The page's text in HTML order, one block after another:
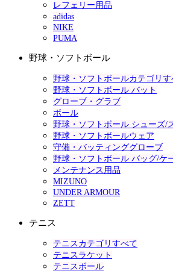
レフェリー用品
adidas
NIKE
PUMA
野球・ソフトボール
野球・ソフトボールカテゴリす
野球・ソフトボール バット
グローブ・グラブ
ボール
野球・ソフトボール シューズ/
野球・ソフトボールウェア
守備・バッティンググローブ
野球・ソフトボール バッグ/ケ
メンテナンス用品
MIZUNO
UNDER ARMOUR
ZETT
テニス
テニスカテゴリすべて
テニスラケット
テニスボール